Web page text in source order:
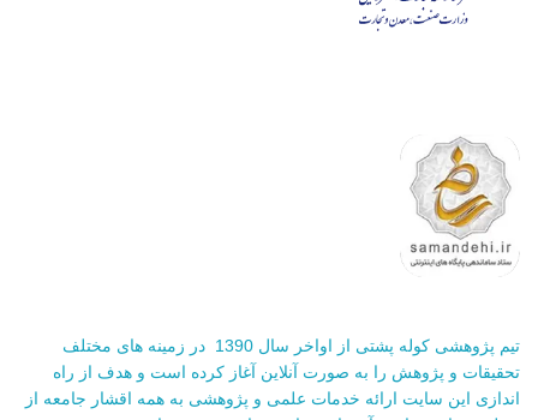
تیم پژوهشی کوله پشتی از اواخر سال 1390 در زمینه های مختلف
تحقیقات و پژوهش را به صورت آنلاین آغاز کرده است و هدف از راه
اندازی این سایت ارائه خدمات علمی و پژوهشی به همه اقشار جامعه از